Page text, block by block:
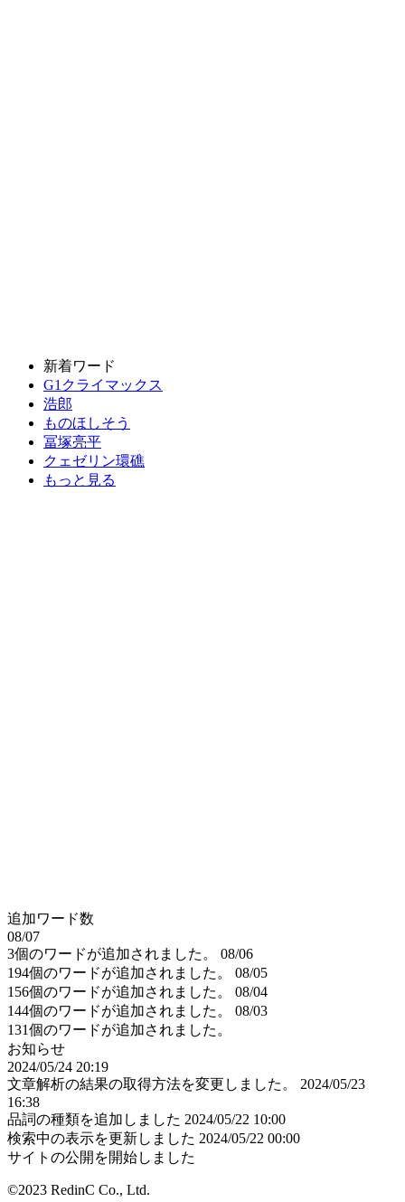
新着ワード
G1クライマックス
浩郎
ものほしそう
冨塚亮平
クェゼリン環礁
もっと見る
追加ワード数
08/07
3個のワードが追加されました。
08/06
194個のワードが追加されました。
08/05
156個のワードが追加されました。
08/04
144個のワードが追加されました。
08/03
131個のワードが追加されました。
お知らせ
2024/05/24 20:19
文章解析の結果の取得方法を変更しました。
2024/05/23
16:38
品詞の種類を追加しました 2024/05/22 10:00
検索中の表示を更新しました 2024/05/22 00:00
サイトの公開を開始しました
©2023 RedinC Co., Ltd.